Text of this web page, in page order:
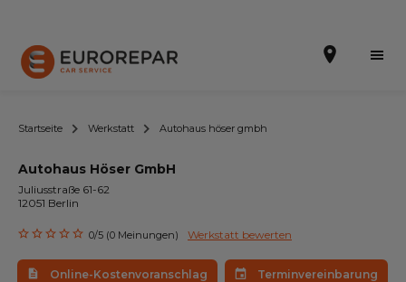
Terminvereinbarung
Online-Kostenvoranschlag
Die Marke
Startseite Werkstatt Autohaus höser gmbh
Autohaus Höser GmbH
Juliusstraße 61-62
12051 Berlin
0/5 (0 Meinungen) Werkstatt bewerten
Online-Kostenvoranschlag Terminvereinbarung